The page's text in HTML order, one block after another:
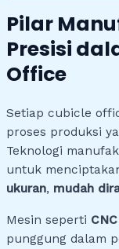
Pilar
Presisi
Office
Setiap cubicle
proses produksi
Teknologi
untuk
ukuran, mudah
Mesin seperti
punggung dalam